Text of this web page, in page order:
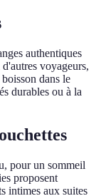
authentiques
voyageurs,
dans le
durables ou à la
pour un sommeil
proposent
intimes aux suites